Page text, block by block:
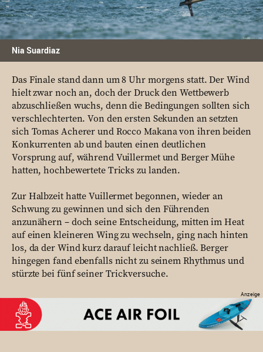
Nia Suardiaz
Das Finale stand dann um 8 Uhr morgens statt. Der Wind
hielt zwar noch an, doch der Druck den Wettbewerb
abzuschließen wuchs, denn die Bedingungen sollten sich
verschlechterten. Von den ersten Sekunden an setzten
sich Tomas Acherer und Rocco Makana von ihren beiden
Konkurrenten ab und bauten einen deutlichen
Vorsprung auf, während Vuillermet und Berger Mühe
hatten, hochbewertete Tricks zu landen.
Zur Halbzeit hatte Vuillermet begonnen, wieder an
Schwung zu gewinnen und sich den Führenden
anzunähern – doch seine Entscheidung, mitten im Heat
auf einen kleineren Wing zu wechseln, ging nach hinten
los, da der Wind kurz darauf leicht nachließ. Berger
hingegen fand ebenfalls nicht zu seinem Rhythmus und
stürzte bei fünf seiner Trickversuche.